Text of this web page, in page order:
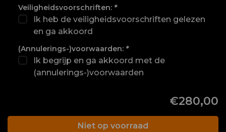
Veiligheidsvoorschriften: *
Ik heb de veiligheidsvoorschriften gelezen
en ga akkoord
(Annulerings-)voorwaarden: *
Ik begrijp en ga akkoord met de
(annulerings-)voorwaarden
€280,00
Niet op voorraad